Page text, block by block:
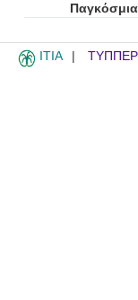
ITIA ΤΥΠΠΕΡ